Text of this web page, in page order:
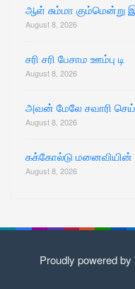
ஆள் சும்மா கும்மென்று
August 8, 2026
சரி சரி பேசாம ஊம்பு டி
August 8, 2026
அவன் மேலே சவாரி
August 8, 2026
கக்கோல்டு மனைவியின்
August 8, 2026
Proudly powered